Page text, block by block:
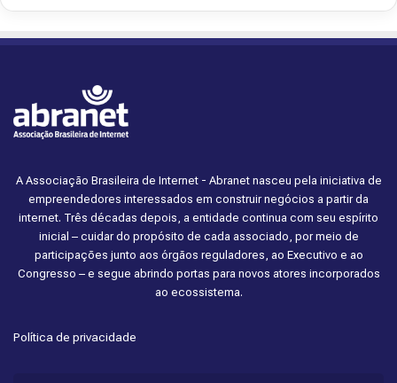
A Associação Brasileira de Internet - Abranet nasceu pela iniciativa de
empreendedores interessados em construir negócios a partir da
internet. Três décadas depois, a entidade continua com seu espírito
inicial – cuidar do propósito de cada associado, por meio de
participações junto aos órgãos reguladores, ao Executivo e ao
Congresso – e segue abrindo portas para novos atores incorporados
ao ecossistema.
Política de privacidade